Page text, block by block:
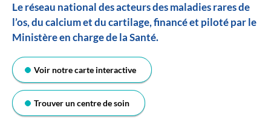
Le réseau national des acteurs des maladies rares de
l’os, du calcium et du cartilage, financé et piloté par le
Ministère en charge de la Santé.
Voir notre carte interactive
Trouver un centre de soin